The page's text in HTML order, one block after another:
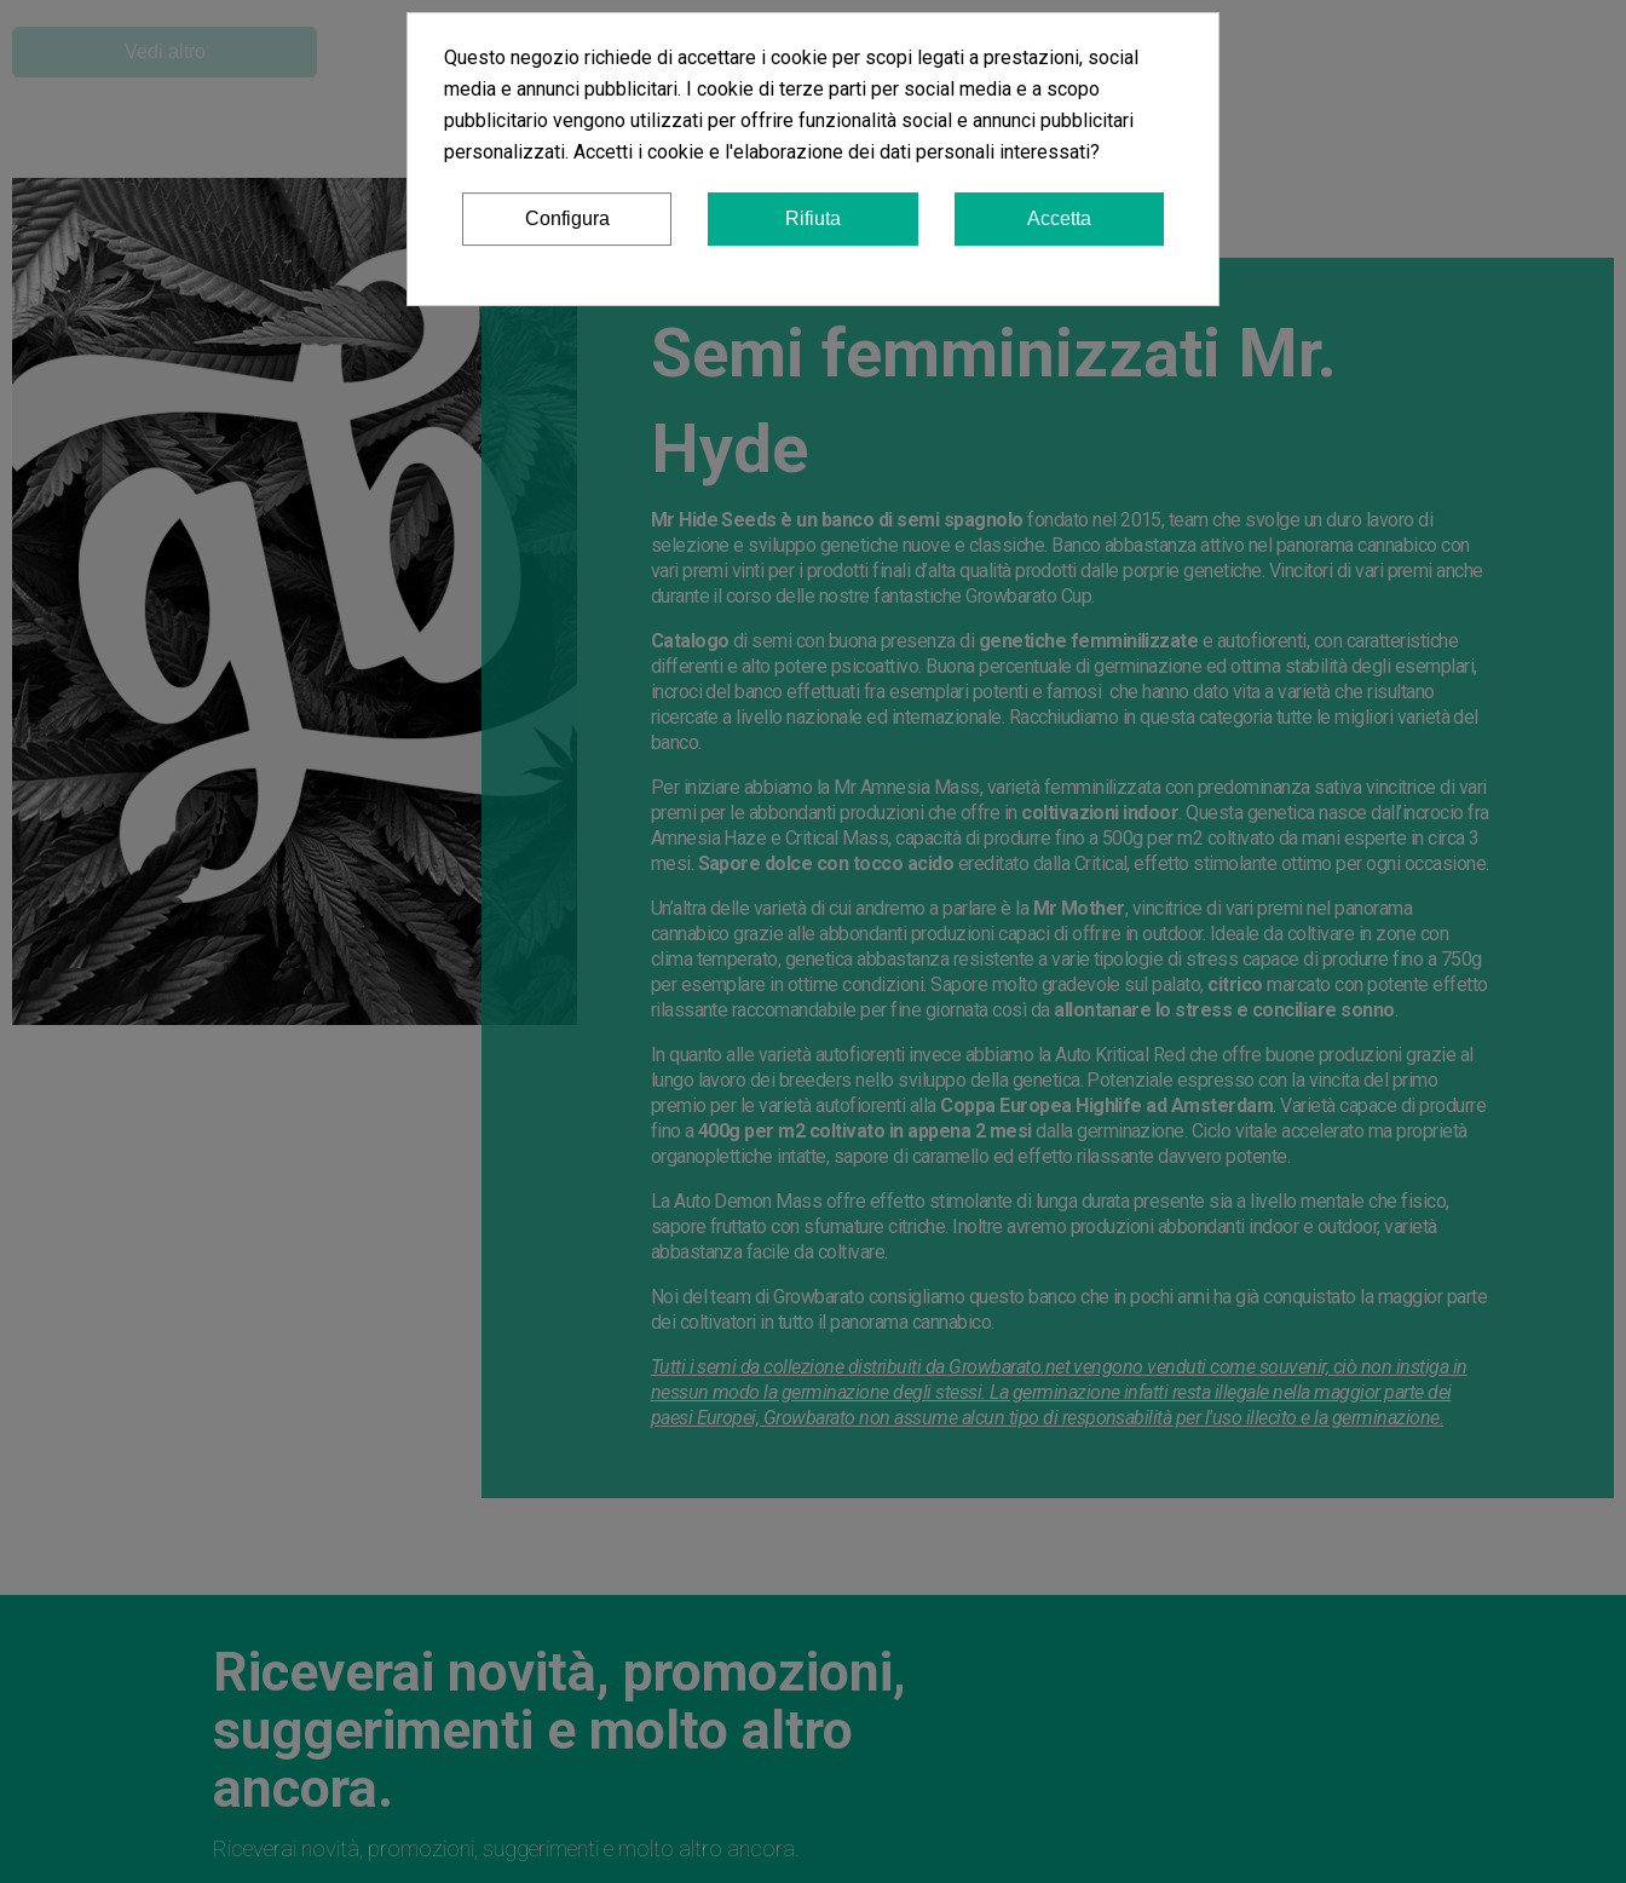
Vedi altro
Semi femminizzati Mr.
Hyde
Mr Hide Seeds è un banco di semi spagnolo fondato nel 2015, team che svolge un duro lavoro di
selezione e sviluppo genetiche nuove e classiche. Banco abbastanza attivo nel panorama cannabico con
vari premi vinti per i prodotti finali d’alta qualità prodotti dalle porprie genetiche. Vincitori di vari premi anche
durante il corso delle nostre fantastiche Growbarato Cup.
Catalogo di semi con buona presenza di genetiche femminilizzate e autofiorenti, con caratteristiche
differenti e alto potere psicoattivo. Buona percentuale di germinazione ed ottima stabilità degli esemplari,
incroci del banco effettuati fra esemplari potenti e famosi che hanno dato vita a varietà che risultano
ricercate a livello nazionale ed internazionale. Racchiudiamo in questa categoria tutte le migliori varietà del
banco.
Per iniziare abbiamo la Mr Amnesia Mass, varietà femminilizzata con predominanza sativa vincitrice di vari
premi per le abbondanti produzioni che offre in coltivazioni indoor. Questa genetica nasce dall’incrocio fra
Amnesia Haze e Critical Mass, capacità di produrre fino a 500g per m2 coltivato da mani esperte in circa 3
mesi. Sapore dolce con tocco acido ereditato dalla Critical, effetto stimolante ottimo per ogni occasione.
Un’altra delle varietà di cui andremo a parlare è laMr Mother, vincitrice di vari premi nel panorama
cannabico grazie alle abbondanti produzioni capaci di offrire in outdoor. Ideale da coltivare in zone con
clima temperato, genetica abbastanza resistente a varie tipologie di stress capace di produrre fino a 750g
per esemplare in ottime condizioni. Sapore molto gradevole sul palato, citrico marcato con potente effetto
rilassante raccomandabile per fine giornata così daallontanare lo stress e conciliare sonno.
In quanto alle varietà autofiorenti invece abbiamo la Auto Kritical Red che offre buone produzioni grazie al
lungo lavoro dei breeders nello sviluppo della genetica. Potenziale espresso con la vincita del primo
premio per le varietà autofiorenti alla Coppa Europea Highlife ad Amsterdam. Varietà capace di produrre
fino a400g per m2 coltivato in appena 2 mesidalla germinazione. Ciclo vitale accelerato ma proprietà
organoplettiche intatte, sapore di caramello ed effetto rilassante davvero potente.
La Auto Demon Mass offre effetto stimolante di lunga durata presente sia a livello mentale che fisico,
sapore fruttato con sfumature citriche. Inoltre avremo produzioni abbondanti indoor e outdoor, varietà
abbastanza facile da coltivare.
Noi del team di Growbarato consigliamo questo banco che in pochi anni ha già conquistato la maggior parte
dei coltivatori in tutto il panorama cannabico.
Tutti i semi da collezione distribuiti da Growbarato.net vengono venduti come souvenir, ciò non instiga in
nessun modo la germinazione degli stessi. La germinazione infatti resta illegale nella maggior parte dei
paesi Europei, Growbarato non assume alcun tipo di responsabilità per l'uso illecito e la germinazione.
Riceverai novità, promozioni,
suggerimenti e molto altro
ancora.
Riceverai novità, promozioni, suggerimenti e molto altro ancora.
Questo negozio richiede di accettare i cookie per scopi legati a prestazioni, social
media e annunci pubblicitari. I cookie di terze parti per social media e a scopo
pubblicitario vengono utilizzati per offrire funzionalità social e annunci pubblicitari
personalizzati. Accetti i cookie e l'elaborazione dei dati personali interessati?
Configura Rifiuta Accetta